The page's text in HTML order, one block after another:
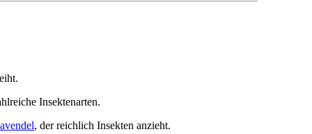
Insektenarten.
, der reichlich Insekten anzieht.